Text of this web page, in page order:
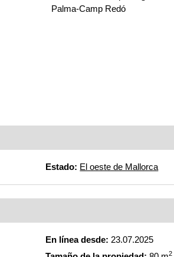
Palma-Camp Redó
Estado: El oeste de Mallorca
En línea desde: 23.07.2025
2